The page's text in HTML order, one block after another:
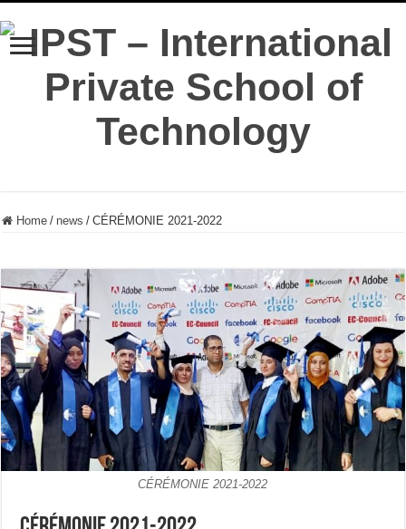
Home / news / CÉRÉMONIE 2021-2022
CÉRÉMONIE 2021-2022